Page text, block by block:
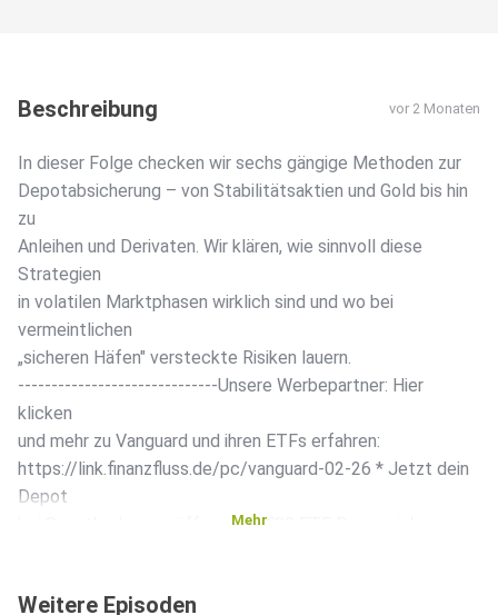
Beschreibung vor 2 Monaten
In dieser Folge checken wir sechs gängige Methoden zur
Depotabsicherung – von Stabilitätsaktien und Gold bis hin
zu
Anleihen und Derivaten. Wir klären, wie sinnvoll diese
Strategien
in volatilen Marktphasen wirklich sind und wo bei
vermeintlichen
„sicheren Häfen" versteckte Risiken lauern.
------------------------------Unsere Werbepartner:️ Hier
klicken
und mehr zu Vanguard und ihren ETFs erfahren:
https://link.finanzfluss.de/pc/vanguard-02-26 *️ Jetzt dein
Depot
bei Smartbroker+ eröffnen und €80 ETF Bonus sichern:
Krypto-Reise jetzt mit Kraken und handle über 550
Mehr
Weitere Episoden